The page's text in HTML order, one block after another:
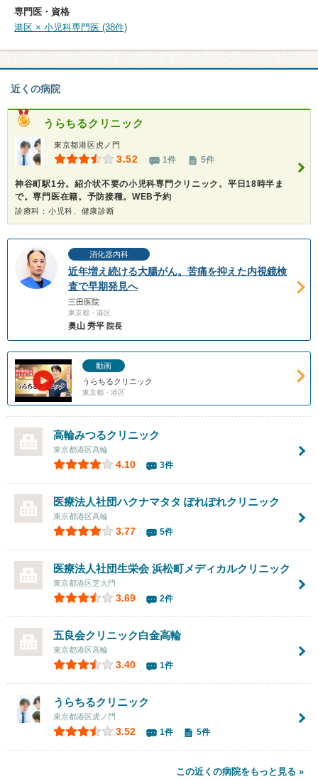
専門医・資格
港区 × 小児科専門医 (38件)
近くの病院
うらちるクリニック
東京都港区虎ノ門
3.52 1件 5件
神谷町駅1分。紹介状不要の小児科専門クリニック。平日18時半ま
で。専門医在籍。予防接種。WEB予約
診療科：小児科、健康診断
消化器内科
近年増え続ける大腸がん。苦痛を抑えた内視鏡検
査で早期発見へ
三田医院
東京都・港区
奥山 秀平 院長
動画
うらちるクリニック
東京都・港区
高輪みつるクリニック
東京都港区高輪
4.10 3件
医療法人社団ハクナマタタ ぽれぽれクリニック
東京都港区高輪
3.77 5件
医療法人社団生栄会 浜松町メディカルクリニック
東京都港区芝大門
3.69 2件
五良会クリニック白金高輪
東京都港区高輪
3.40 1件
うらちるクリニック
東京都港区虎ノ門
3.52 1件 5件
この近くの病院をもっと見る »